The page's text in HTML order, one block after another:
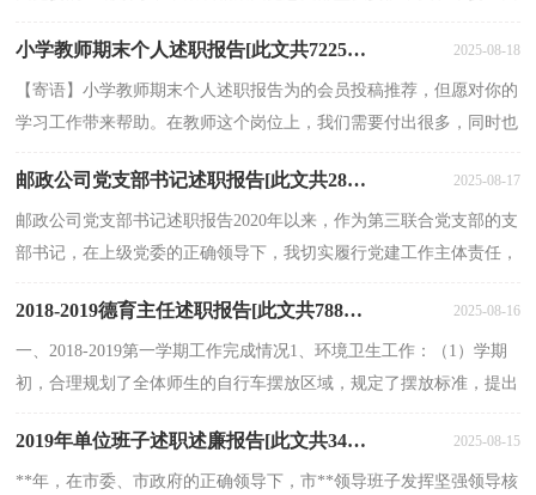
小学教师期末个人述职报告[此文共7225字] 2025-08-18
【寄语】小学教师期末个人述职报告为的会员投稿推荐，但愿对你的
学习工作带来帮助。在教师这个岗位上，我们需要付出很多，同时也
邮政公司党支部书记述职报告[此文共2831字] 2025-08-17
邮政公司党支部书记述职报告2020年以来，作为第三联合党支部的支
部书记，在上级党委的正确领导下，我切实履行党建工作主体责任，
2018-2019德育主任述职报告[此文共788字] 2025-08-16
一、2018-2019第一学期工作完成情况1、环境卫生工作：（1）学期
初，合理规划了全体师生的自行车摆放区域，规定了摆放标准，提出
2019年单位班子述职述廉报告[此文共3402字] 2025-08-15
**年，在市委、市政府的正确领导下，市**领导班子发挥坚强领导核